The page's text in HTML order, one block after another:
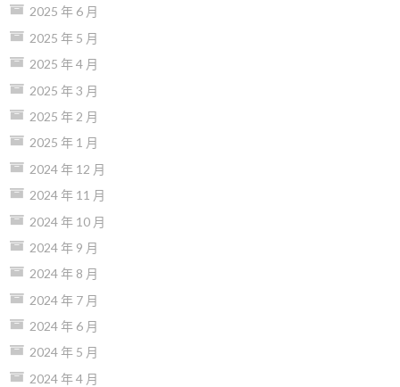
2025 年 6 月
2025 年 5 月
2025 年 4 月
2025 年 3 月
2025 年 2 月
2025 年 1 月
2024 年 12 月
2024 年 11 月
2024 年 10 月
2024 年 9 月
2024 年 8 月
2024 年 7 月
2024 年 6 月
2024 年 5 月
2024 年 4 月